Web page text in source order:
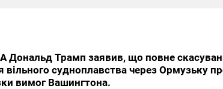
Дональд Трамп заявив, що повне
вільного судноплавства через Ормузьку
вимог Вашингтона.